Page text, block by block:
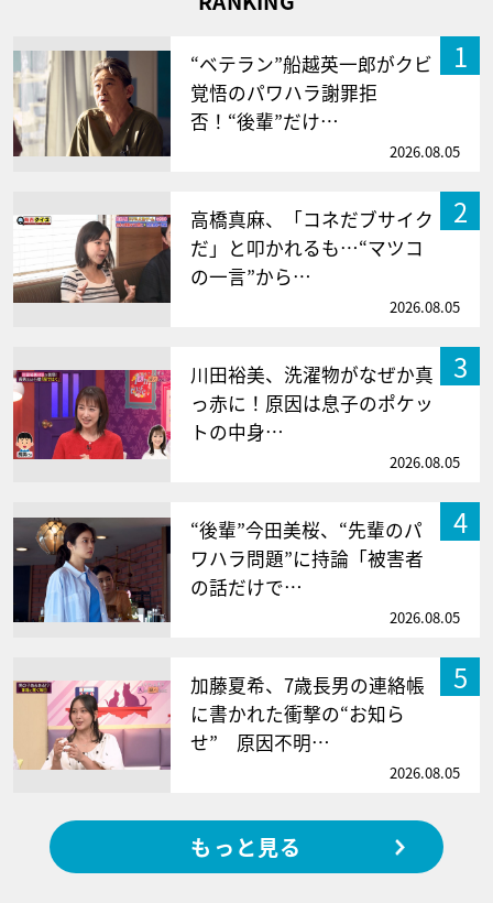
1
“ベテラン”船越英一郎がクビ
覚悟のパワハラ謝罪拒
否！“後輩”だけ…
2026.08.05
2
高橋真麻、「コネだブサイク
だ」と叩かれるも…“マツコ
の一言”から…
2026.08.05
3
川田裕美、洗濯物がなぜか真
っ赤に！原因は息子のポケッ
トの中身…
2026.08.05
4
“後輩”今田美桜、“先輩のパ
ワハラ問題”に持論「被害者
の話だけで…
2026.08.05
5
加藤夏希、7歳長男の連絡帳
に書かれた衝撃の“お知ら
せ” 原因不明…
2026.08.05
もっと見る